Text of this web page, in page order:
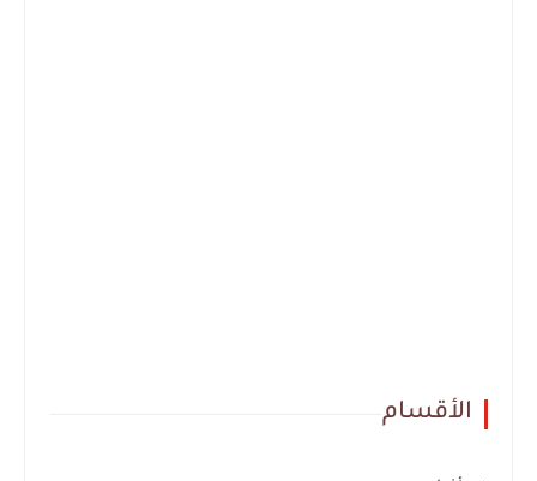
الأقسام